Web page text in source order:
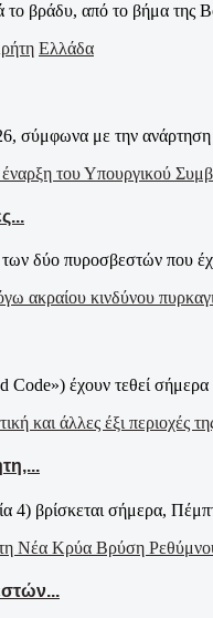
το βράδυ, από το βήμα της
Ελλάδα
σύμφωνα με την
δύο πυροσβεστών που
Code») έχουν τεθεί σήμερα
4) βρίσκεται σήμερα,